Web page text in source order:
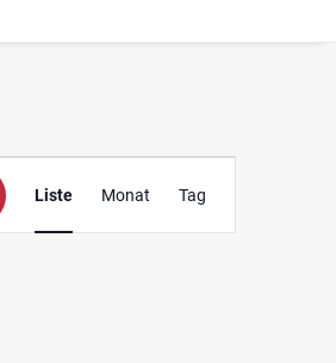
Ansichten-
Navigation
Liste Monat Tag